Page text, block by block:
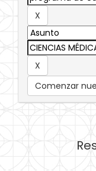
Comenzar